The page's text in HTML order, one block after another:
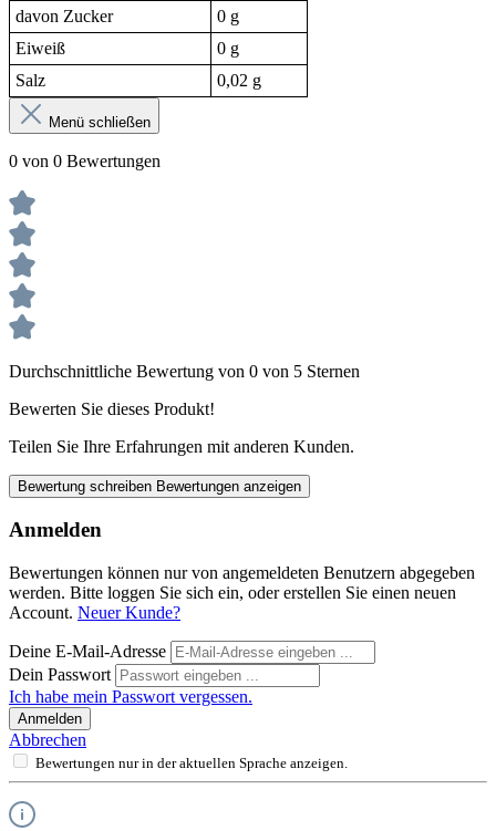
davon Zucker
0 g
Eiweiß
0 g
Salz
0,02 g
Menü schließen
0 von 0 Bewertungen
Durchschnittliche Bewertung von 0 von 5 Sternen
Bewerten Sie dieses Produkt!
Teilen Sie Ihre Erfahrungen mit anderen Kunden.
Bewertung schreiben Bewertungen anzeigen
Anmelden
Bewertungen können nur von angemeldeten Benutzern abgegeben
werden. Bitte loggen Sie sich ein, oder erstellen Sie einen neuen
Account. Neuer Kunde?
Deine E-Mail-Adresse
Dein Passwort
Ich habe mein Passwort vergessen.
Anmelden
Abbrechen
Bewertungen nur in der aktuellen Sprache anzeigen.